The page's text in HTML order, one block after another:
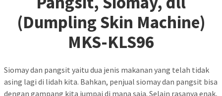
(Dumpling Skin Machine)
MKS-KLS96
Siomay dan pangsit yaitu dua jenis makanan yang telah tidak
asing lagi di lidah kita. Bahkan, penjual siomay dan pangsit bisa
dengan gampang kita jumpai di mana saja. Selain rasanya enak,